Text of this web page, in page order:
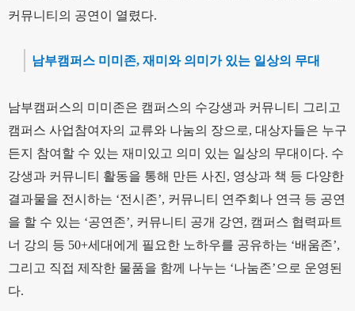
커뮤니티의 공연이 열렸다.
남부캠퍼스 미미존, 재미와 의미가 있는 일상의 무대
남부캠퍼스의 미미존은 캠퍼스의 수강생과 커뮤니티 그리고
캠퍼스 사업참여자의 교류와 나눔의 장으로, 대상자들은 누구
든지 참여할 수 있는 재미있고 의미 있는 일상의 무대이다. 수
강생과 커뮤니티 활동을 통해 만든 사진, 영상과 책 등 다양한
결과물을 전시하는 ‘전시존’, 커뮤니티 연주회나 연극 등 공연
을 할 수 있는 ‘공연존’, 커뮤니티 공개 강연, 캠퍼스 협력파트
너 강의 등 50+세대에게 필요한 노하우를 공유하는 ‘배움존’,
그리고 직접 제작한 물품을 함께 나누는 ‘나눔존’으로 운영된
다.